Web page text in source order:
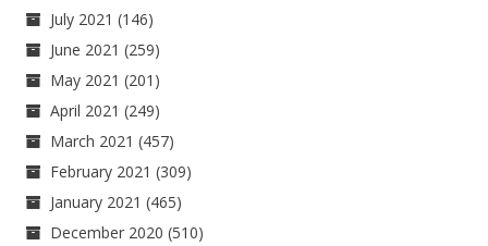
July 2021 (146)
June 2021 (259)
May 2021 (201)
April 2021 (249)
March 2021 (457)
February 2021 (309)
January 2021 (465)
December 2020 (510)